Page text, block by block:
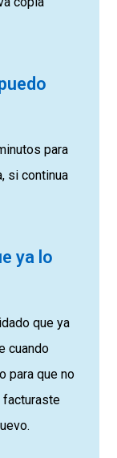
para
si continua
ya lo
que ya
cuando
para que no
facturaste